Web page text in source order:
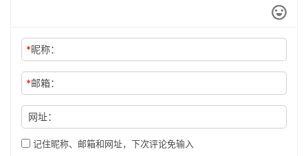
*昵称：
*邮箱：
网址：
记住昵称、邮箱和网址，下次评论免输入